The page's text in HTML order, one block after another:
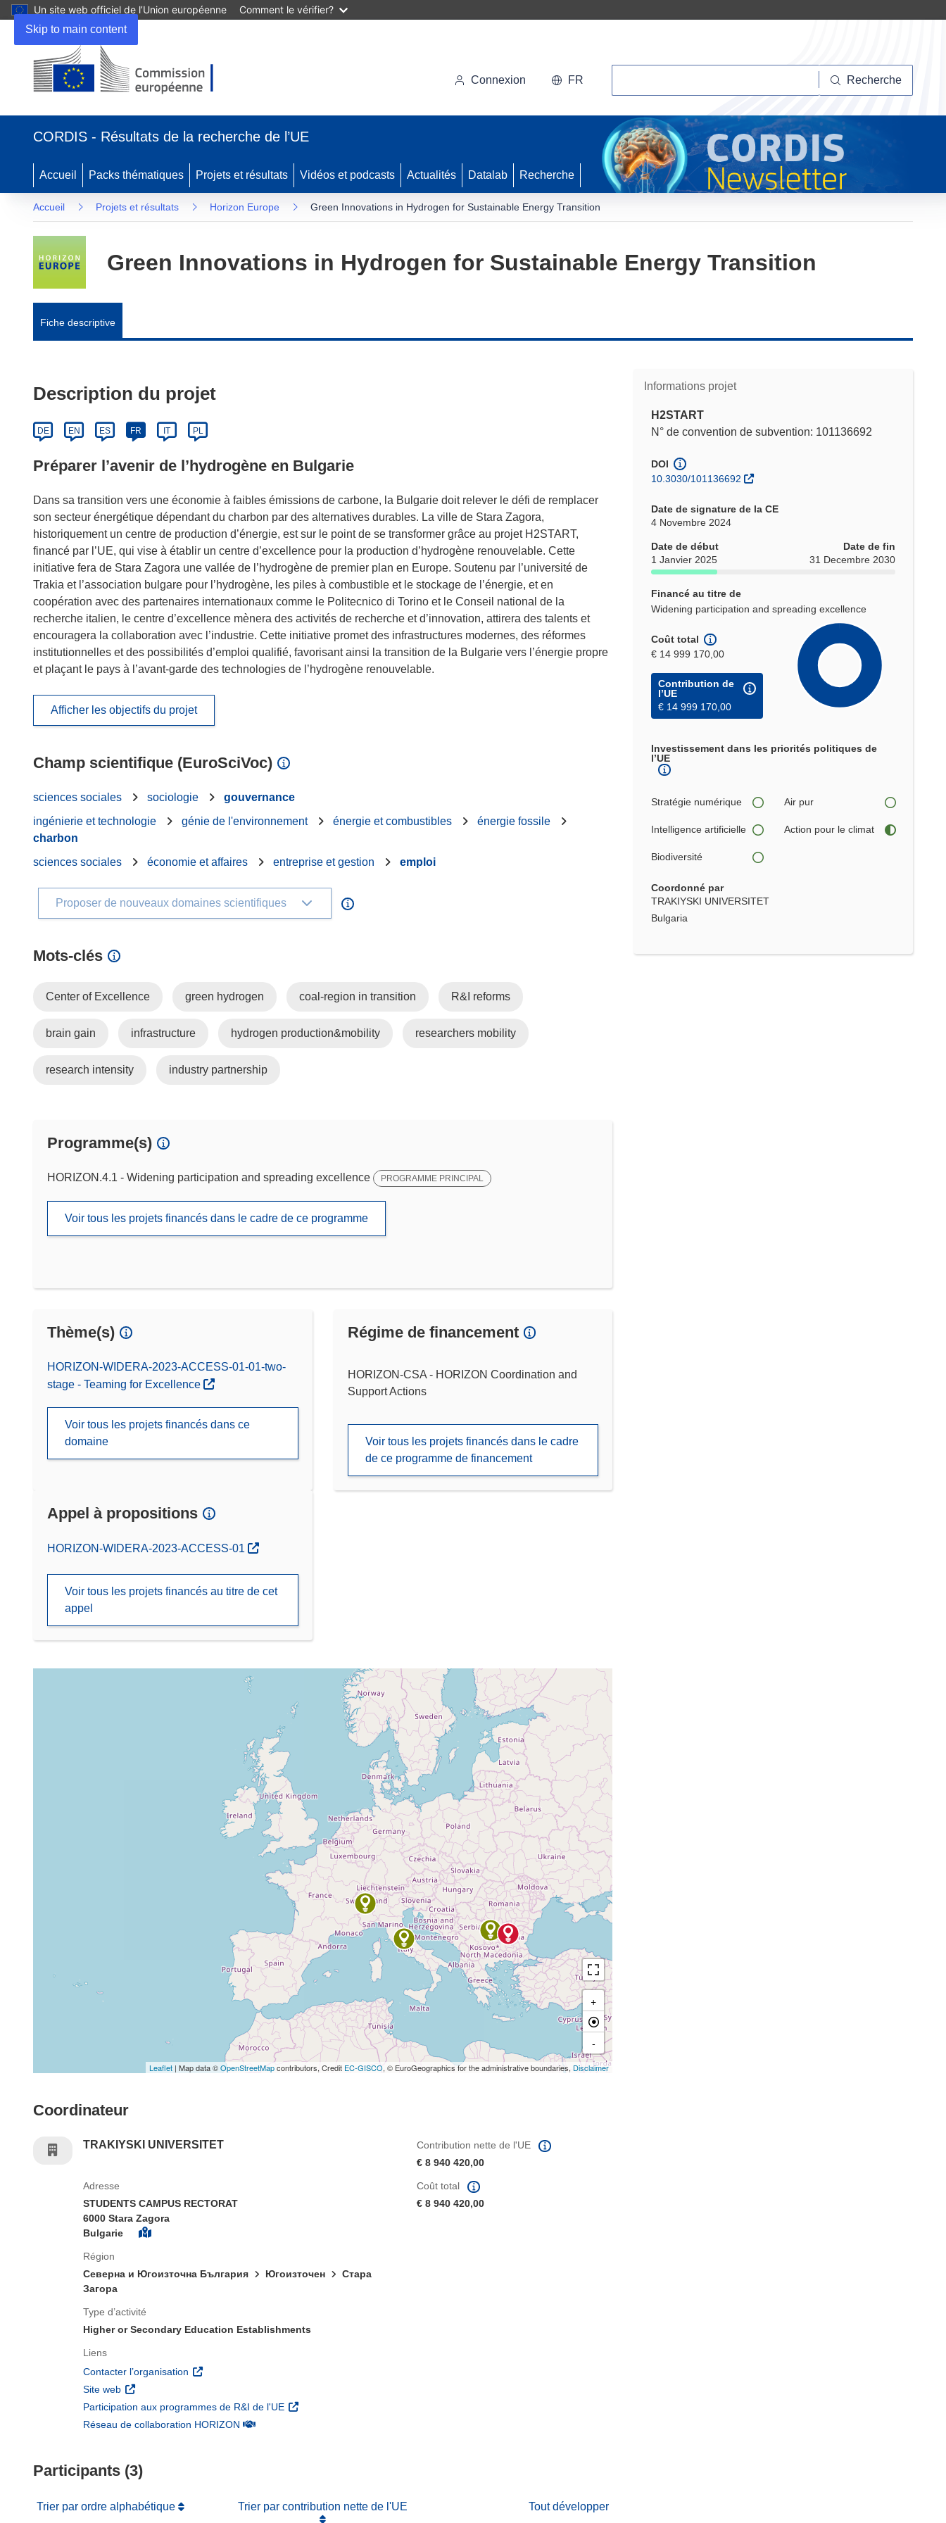
Skip to main content
Un site web officiel de l’Union européenne Comment le vérifier?
Connexion FR Recherche
CORDIS - Résultats de la recherche de l’UE
Accueil Packs thématiques Projets et résultats Vidéos et podcasts Actualités Datalab Recherche
Accueil Projets et résultats Horizon Europe Green Innovations in Hydrogen for Sustainable Energy Transition
Green Innovations in Hydrogen for Sustainable Energy Transition
Fiche descriptive
Informations projet
H2START
N° de convention de subvention: 101136692
DOI
10.3030/101136692
Date de signature de la CE
4 Novembre 2024
Date de début
1 Janvier 2025
Date de fin
31 Decembre 2030
Financé au titre de
Widening participation and spreading excellence
Coût total
€ 14 999 170,00
Contribution de
l’UE
€ 14 999 170,00
Investissement dans les priorités politiques de
l’UE
Stratégie numérique Air pur
Intelligence artificielle Action pour le climat
Biodiversité
Coordonné par
TRAKIYSKI UNIVERSITET
Bulgaria
Description du projet
DE EN ES FR IT PL
Préparer l’avenir de l’hydrogène en Bulgarie
Dans sa transition vers une économie à faibles émissions de carbone, la Bulgarie doit relever le défi de remplacer
son secteur énergétique dépendant du charbon par des alternatives durables. La ville de Stara Zagora,
historiquement un centre de production d’énergie, est sur le point de se transformer grâce au projet H2START,
financé par l’UE, qui vise à établir un centre d’excellence pour la production d’hydrogène renouvelable. Cette
initiative fera de Stara Zagora une vallée de l’hydrogène de premier plan en Europe. Soutenu par l’université de
Trakia et l’association bulgare pour l’hydrogène, les piles à combustible et le stockage de l’énergie, et en
coopération avec des partenaires internationaux comme le Politecnico di Torino et le Conseil national de la
recherche italien, le centre d’excellence mènera des activités de recherche et d’innovation, attirera des talents et
encouragera la collaboration avec l’industrie. Cette initiative promet des infrastructures modernes, des réformes
institutionnelles et des possibilités d’emploi qualifié, favorisant ainsi la transition de la Bulgarie vers l’énergie propre
et plaçant le pays à l’avant-garde des technologies de l’hydrogène renouvelable.
Afficher les objectifs du projet
Champ scientifique (EuroSciVoc)
sciences sociales sociologie
gouvernance
ingénierie et technologie
génie de l'environnement énergie et combustibles
énergie fossile
charbon
sciences sociales
économie et affaires entreprise et gestion emploi
Proposer de nouveaux domaines scientifiques
Mots‑clés
Center of Excellence green hydrogen coal-region in transition R&I reforms
brain gain infrastructure hydrogen production&mobility researchers mobility
research intensity industry partnership
Programme(s)
HORIZON.4.1 - Widening participation and spreading excellence PROGRAMME PRINCIPAL
Voir tous les projets financés dans le cadre de ce programme
Thème(s)
HORIZON-WIDERA-2023-ACCESS-01-01-two-
stage - Teaming for Excellence
Voir tous les projets financés dans ce
domaine
Régime de financement
HORIZON-CSA - HORIZON Coordination and
Support Actions
Voir tous les projets financés dans le cadre
de ce programme de financement
Appel à propositions
(s’ouvre dans une nouvelle fenêtre)
HORIZON-WIDERA-2023-ACCESS-01
Voir tous les projets financés au titre de cet
appel
+
-
Leaflet | Map data ©OpenStreetMapcontributors, Credit EC-GISCO, © EuroGeographics for the administrative boundaries, Disclaimer
Coordinateur
TRAKIYSKI UNIVERSITET
Contribution nette de l'UE
€ 8 940 420,00
Adresse
STUDENTS CAMPUS RECTORAT
6000 Stara Zagora
Bulgarie
Région
Северна и Югоизточна България
Югоизточен
Стара
Загора
Type d’activité
Higher or Secondary Education Establishments
Liens
Contacter l’organisation (s’ouvre dans une nouvelle fenêtre)
Site web (s’ouvre dans une nouvelle fenêtre)
Participation aux programmes de R&I de l'UE (s’ouvre dans une nouvelle fenêtre)
Réseau de collaboration HORIZON(s’ouvre dans une nouvelle fenêtre)
Coût total
€ 8 940 420,00
Participants (3)
Trier par ordre alphabétique Trier par contribution nette de l'UE Tout développer